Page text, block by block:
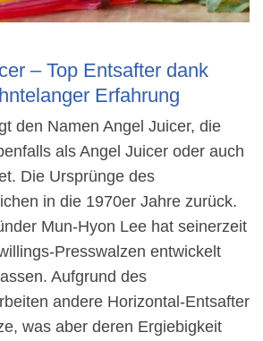
– Top Entsafter dank
Erfahrung
den Namen Angel Juicer, die
als Angel Juicer oder auch
Die Ursprünge des
in die 1970er Jahre zurück.
Mun-Hyon Lee hat seinerzeit
Presswalzen entwickelt
Aufgrund des
andere Horizontal-Entsafter
was aber deren Ergiebigkeit